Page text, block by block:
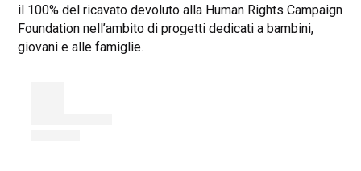
il 100% del ricavato devoluto alla Human Rights Campaign
Foundation nell’ambito di progetti dedicati a bambini,
giovani e alle famiglie.